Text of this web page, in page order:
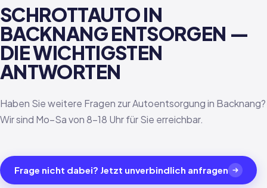
SCHROTTAUTO IN
BACKNANG ENTSORGEN —
DIE WICHTIGSTEN
ANTWORTEN
Haben Sie weitere Fragen zur Autoentsorgung in Backnang?
Wir sind Mo–Sa von 8–18 Uhr für Sie erreichbar.
Frage nicht dabei? Jetzt unverbindlich anfragen